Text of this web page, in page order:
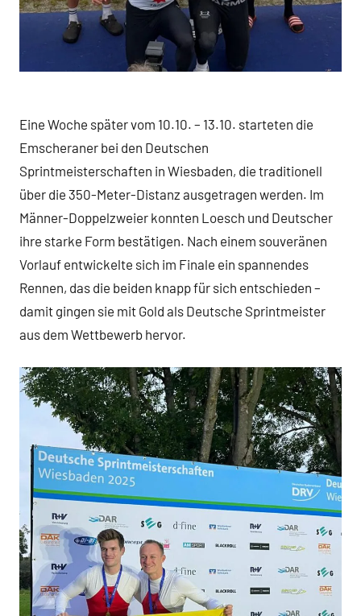
Eine Woche später vom 10.10. – 13.10. starteten die
Emscheraner bei den Deutschen
Sprintmeisterschaften in Wiesbaden, die traditionell
über die 350-Meter-Distanz ausgetragen werden. Im
Männer-Doppelzweier konnten Loesch und Deutscher
ihre starke Form bestätigen. Nach einem souveränen
Vorlauf entwickelte sich im Finale ein spannendes
Rennen, das die beiden knapp für sich entschieden –
damit gingen sie mit Gold als Deutsche Sprintmeister
aus dem Wettbewerb hervor.